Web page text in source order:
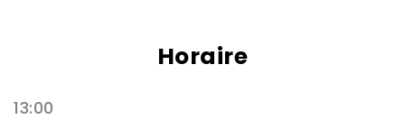
Horaire
13:00